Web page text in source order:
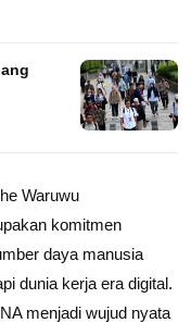
Waruwu
komitmen
daya manusia
dunia kerja era digital.
menjadi wujud nyata